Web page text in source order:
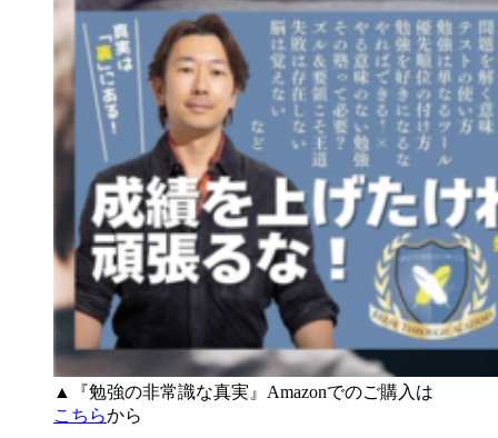
▲『勉強の非常識な真実』Amazonでのご購入は
こちらから